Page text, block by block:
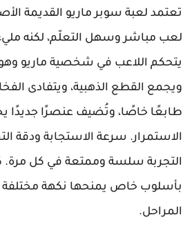
تعتمد لعبة سوبر ماريو القديمة
لعب مباشر وسهل التعلّم، لكنه مليء
يتحكم اللاعب في شخصية ماريو وهو
ويجمع القطع الذهبية، ويتفادى
طابعًا خاصًا، وتُضيف عنصرًا جديدًا
الاستمرار. سرعة الاستجابة ودقة
التجربة سلسة وممتعة في كل
بأسلوب خاص يمنحها نكهة مختلفة
المراحل.